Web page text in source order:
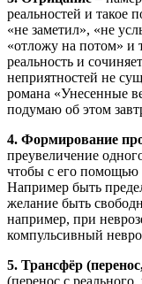
реальностей и такое
«не заметил», «не
«отложу на потом» и
реальность и
неприятностей не
романа «Унесенные
подумаю об этом
4. Формирование
преувеличение
чтобы с его
Например быть
желание быть
например, при
компульсивный
5. Трансфёр
(перенос с